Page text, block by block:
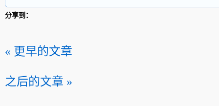
分享到：
« 更早的文章
之后的文章 »